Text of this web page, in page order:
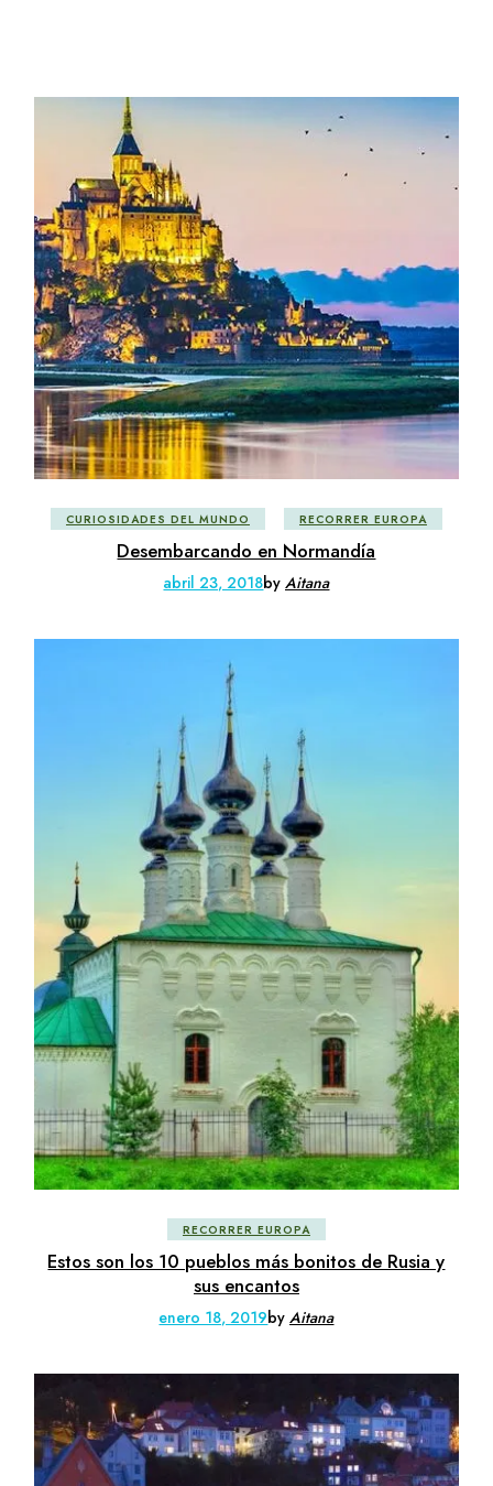
CURIOSIDADES DEL MUNDO RECORRER EUROPA
Desembarcando en Normandía
abril 23, 2018byAitana
RECORRER EUROPA
Estos son los 10 pueblos más bonitos de Rusia y
sus encantos
enero 18, 2019byAitana